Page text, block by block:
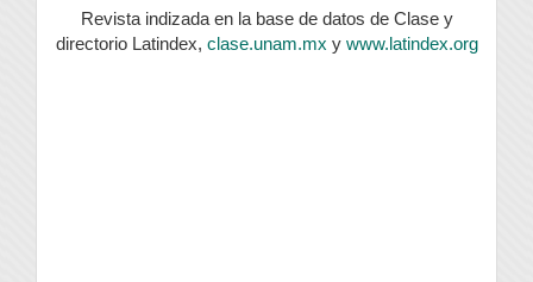
Revista indizada en la base de datos de Clase y
directorio Latindex, clase.unam.mx y www.latindex.org